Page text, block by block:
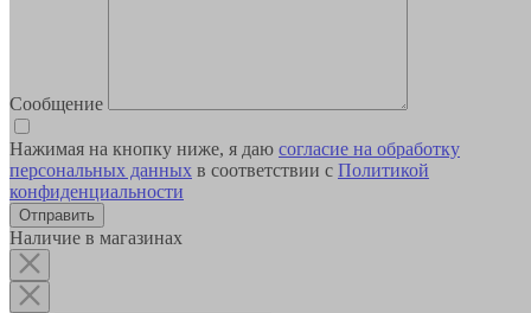
Сообщение
Нажимая на кнопку ниже, я даю согласие на обработку
персональных данных в соответствии с Политикой
конфиденциальности
Наличие в магазинах